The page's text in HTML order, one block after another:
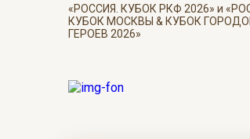
«РОССИЯ. КУБОК РКФ 2026» и
КУБОК МОСКВЫ & КУБОК
ГЕРОЕВ 2026»